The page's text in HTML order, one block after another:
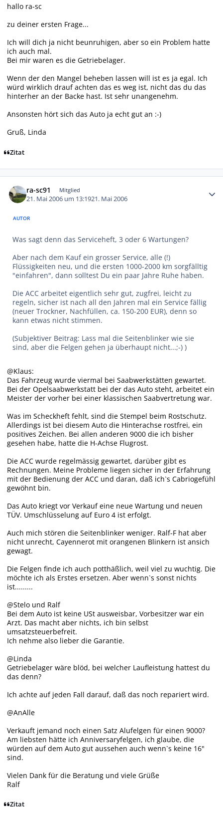
hallo ra-sc
zu deiner ersten Frage...
Ich will dich ja nicht beunruhigen, aber so ein Problem hatte
ich auch mal.
Bei mir waren es die Getriebelager.
Wenn der den Mangel beheben lassen will ist es ja egal. Ich
würd wirklich drauf achten das es weg ist, nicht das du das
hinterher an der Backe hast. Ist sehr unangenehm.
Ansonsten hört sich das Auto ja echt gut an :-)
Gruß, Linda
Zitat
ra-sc91 Mitglied
21. Mai 2006 um 13:1921. Mai 2006
AUTOR
Was sagt denn das Serviceheft, 3 oder 6 Wartungen?
Aber nach dem Kauf ein grosser Service, alle (!)
Flüssigkeiten neu, und die ersten 1000-2000 km sorgfälltig
"einfahren", dann solltest Du ein paar Jahre Ruhe haben.
Die ACC arbeitet eigentlich sehr gut, zugfrei, leicht zu
regeln, sicher ist nach all den Jahren mal ein Service fällig
(neuer Trockner, Nachfüllen, ca. 150-200 EUR), denn so
kann etwas nicht stimmen.
(Subjektiver Beitrag: Lass mal die Seitenblinker wie sie
sind, aber die Felgen gehen ja überhaupt nicht...;-) )
@Klaus:
Das Fahrzeug wurde viermal bei Saabwerkstätten gewartet.
Bei der Opelsaabwerkstatt bei der das Auto steht, arbeitet ein
Meister der vorher bei einer klassischen Saabvertretung war.
Was im Scheckheft fehlt, sind die Stempel beim Rostschutz.
Allerdings ist bei diesem Auto die Hinterachse rostfrei, ein
positives Zeichen. Bei allen anderen 9000 die ich bisher
gesehen habe, hatte die H-Achse Flugrost.
Die ACC wurde regelmässig gewartet, darüber gibt es
Rechnungen. Meine Probleme liegen sicher in der Erfahrung
mit der Bedienung der ACC und daran, daß ich`s Cabriogefühl
gewöhnt bin.
Das Auto kriegt vor Verkauf eine neue Wartung und neuen
TÜV. Umschlüsselung auf Euro 4 ist erfolgt.
Auch mich stören die Seitenblinker weniger. Ralf-F hat aber
nicht unrecht, Cayennerot mit orangenen Blinkern ist ansich
gewagt.
Die Felgen finde ich auch potthäßlich, weil viel zu wuchtig. Die
möchte ich als Erstes ersetzen. Aber wenn`s sonst nichts
ist.........
@Stelo und Ralf
Bei dem Auto ist keine USt ausweisbar, Vorbesitzer war ein
Arzt. Das macht aber nichts, ich bin selbst
umsatzsteuerbefreit.
Ich nehme also lieber die Garantie.
@Linda
Getriebelager wäre blöd, bei welcher Laufleistung hattest du
das denn?
Ich achte auf jeden Fall darauf, daß das noch repariert wird.
@AnAlle
Verkauft jemand noch einen Satz Alufelgen für einen 9000?
Am liebsten hätte ich Anniversaryfelgen, ich glaube, die
würden auf dem Auto gut aussehen auch wenn`s keine 16"
sind.
Vielen Dank für die Beratung und viele Grüße
Ralf
Zitat